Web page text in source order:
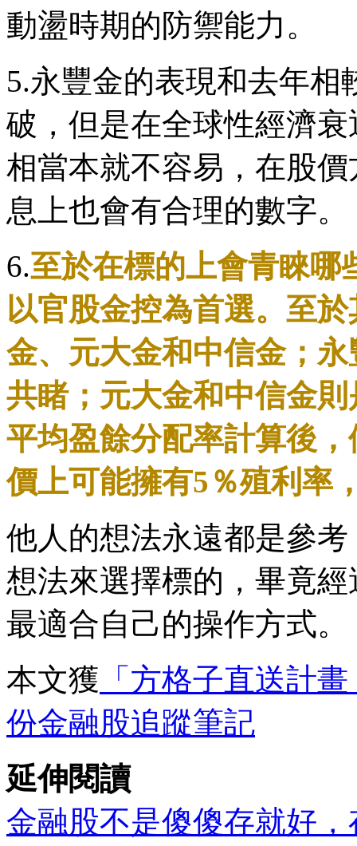
動盪時期的防禦能力。
5.永豐金的表現和去年
破，但是在全球性經濟
相當本就不容易，在股
息上也會有合理的數字。
6.至於在標的上會青睞哪
以官股金控為首選。至
金、元大金和中信金；
共睹；元大金和中信金
平均盈餘分配率計算後
價上可能擁有5％殖利率
他人的想法永遠都是參
想法來選擇標的，畢竟
最適合自己的操作方式。
本文獲 「方格子直送計畫
份金融股追蹤筆記
延伸閱讀
金融股不是傻傻存就好